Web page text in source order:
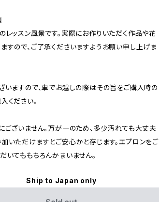
レッスン風景です。実際にお作りいただく作品や花
すので、ご了承くださいますようお願い申し上げま
いますので、車でお越しの際はその旨をご購入時の
ください。
ございません。万が一のため、多少汚れても大丈夫
いただけますとご安心かと存じます。エプロンをご
いてももちろんかまいません。
Ship to Japan only